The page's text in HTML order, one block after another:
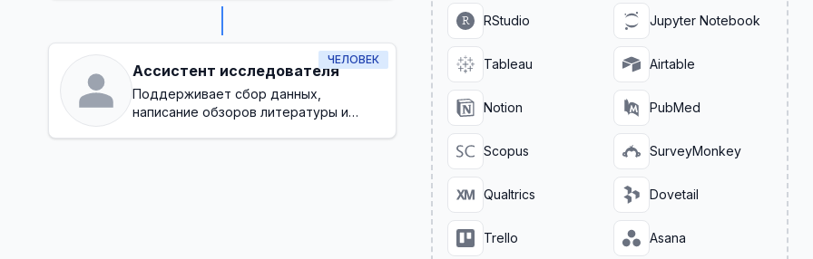
принятия решений
ЧЕЛОВЕК
Ассистент исследователя
Поддерживает сбор данных,
написание обзоров литературы и
RStudio Jupyter Notebook
Tableau Airtable
Notion PubMed
Scopus SurveyMonkey
Qualtrics Dovetail
Trello Asana